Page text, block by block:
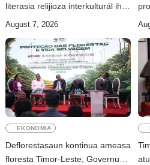
literasia relijioza interkulturál iha
ASEAN
August 7, 2026
EKONOMIA
Deflorestasaun kontinua ameasa
floresta Timor-Leste, Governu